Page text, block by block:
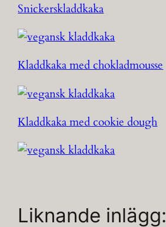
Snickerskladdkaka
Kladdkaka med chokladmousse
Kladdkaka med cookie dough
Liknande inlägg: